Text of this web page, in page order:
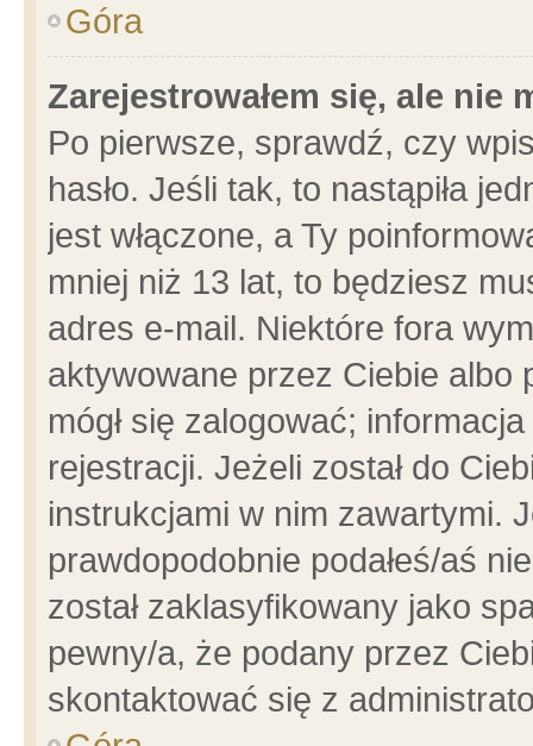
Góra
Zarejestrowałem się, ale nie
Po pierwsze, sprawdź, czy
hasło. Jeśli tak, to nastąpiła
jest włączone, a Ty
mniej niż 13 lat, to będziesz
adres e-mail. Niektóre fora
aktywowane przez Ciebie albo
mógł się zalogować;
rejestracji. Jeżeli został do
instrukcjami w nim zawartymi.
prawdopodobnie podałeś/aś
został zaklasyfikowany jako
pewny/a, że podany przez
skontaktować się z